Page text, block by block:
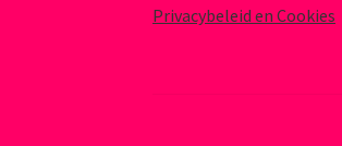
Privacybeleid en Cookies